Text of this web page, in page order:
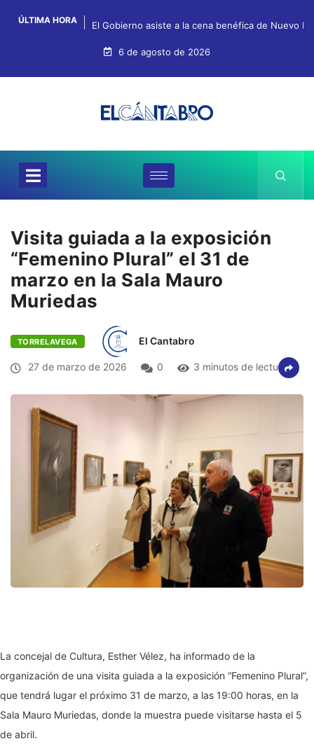
ÚLTIMA HORA El Gobierno asiste a la cena benéfica de Nuevo
6 de agosto de 2026
Visita guiada a la exposición
“Femenino Plural” el 31 de
marzo en la Sala Mauro
Muriedas
TORRELAVEGA El Cantabro
27 de marzo de 2026 0 3 minutos de lectura
La concejal de Cultura, Esther Vélez, ha informado de la
organización de una visita guiada a la exposición “Femenino Plural”,
que tendrá lugar el próximo 31 de marzo, a las 19:00 horas, en la
Sala Mauro Muriedas, donde la muestra puede visitarse hasta el 5
de abril.